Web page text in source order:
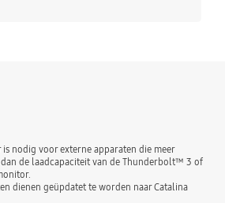
is nodig voor externe apparaten die meer
de laadcapaciteit van de Thunderbolt™ 3 of
dienen geüpdatet te worden naar Catalina